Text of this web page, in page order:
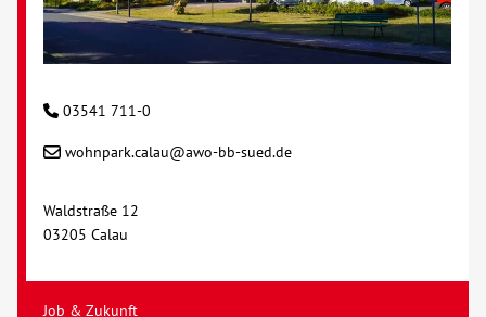
AWO BB Süd
03541 711-0
wohnpark.calau@awo-bb-sued.de
Waldstraße 12
03205 Calau
Job & Zukunft